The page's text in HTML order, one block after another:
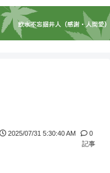
2025/07/31 5:30:40 AM
0
記事